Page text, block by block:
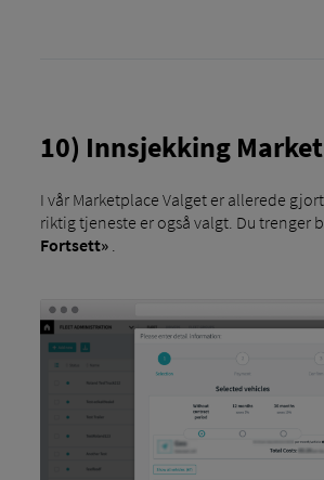
10) Innsjekking
I vår Marketplace Valget er allerede
riktig tjeneste er også valgt. Du trenger
Fortsett».